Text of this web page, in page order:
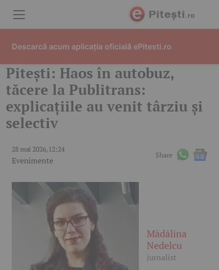
Pitești: Haos în autobuz,
tăcere la Publitrans:
explicațiile au venit târziu și
selectiv
28 mai 2026, 12:24
Evenimente
Share
Mădălina
Nedelcu
jurnalist
Descarcă acum aplicația oficială ePitesti.ro